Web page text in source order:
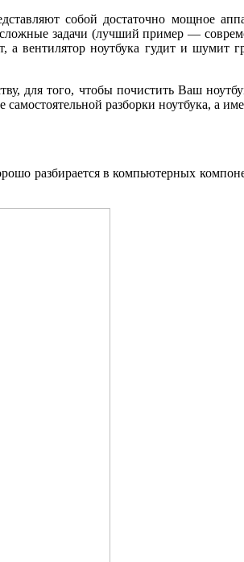
собой достаточно мощное
задачи (лучший пример —
вентилятор ноутбука гудит и шумит
для того, чтобы почистить Ваш
разборки ноутбука, а
разбирается в компьютерных